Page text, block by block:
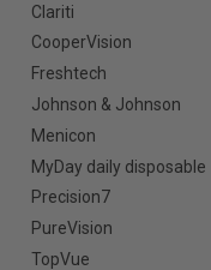
Clariti
CooperVision
Freshtech
Johnson & Johnson
Menicon
MyDay daily disposable
Precision7
PureVision
TopVue